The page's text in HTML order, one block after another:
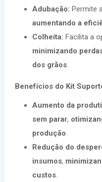
Adubação: Permite
aumentando a
Colheita: Facilita a
minimizando
dos grãos.
Benefícios do Kit
Aumento da
sem parar,
produção.
Redução do
insumos,
custos.